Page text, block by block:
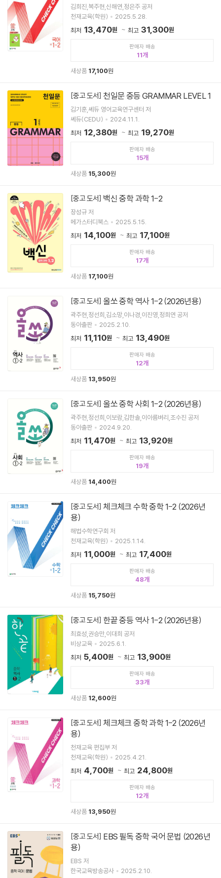
김희진,복주현,신해연,정은주 공저
천재교육(학원)
2025.5.28.
최저 13,470원 최고 31,300원
판매자 배송
11
새상품 17,100원
[중고 도서] 천일문 중등 GRAMMAR LEVEL 1
김기훈,쎄듀 영어교육연구센터 저
쎄듀(CEDU)
2024.11.1.
최저 12,380원 최고 19,270원
판매자 배송
15
새상품 15,300원
[중고 도서] 백신 중학 과학 1-2
장성규 저
메가스터디북스
2025.5.15.
최저 14,100원 최고 17,100원
판매자 배송
17
새상품 17,100원
[중고 도서] 올쏘 중학 역사 1-2 (2026년용)
곽주현,정선희,김소망,이나경,이진영,정희연 공저
동아출판
2025.2.10.
최저 11,110원 최고 13,490원
판매자 배송
12
새상품 13,950원
[중고 도서] 올쏘 중학 사회 1-2 (2026년용)
곽주현,정선희,이보람,김한솔,이아름벼리,조수진 공저
동아출판
2024.9.20.
최저 11,470원 최고 13,920원
판매자 배송
19
새상품 14,400원
[중고 도서]
용)
해법수학연구회 저
천재교육(학원)
2025.1.14.
최저 11,000원 최고 17,400원
판매자 배송
48
새상품 15,750원
[중고 도서] 한끝 중등 역사 1-2 (2026년용)
최효성,권승만,이대희 공저
비상교육
2025.6.1.
최저 5,400원 최고 13,900원
판매자 배송
33
새상품 12,600원
[중고 도서]
용)
천재교육 편집부 저
천재교육(학원)
2025.4.21.
최저 4,700원 최고 24,800원
판매자 배송
12
새상품 13,950원
[중고 도서]
용)
EBS 저
한국교육방송공사
2025.2.10.